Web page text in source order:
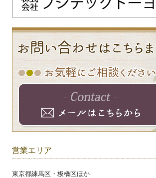
営業エリア
東京都練馬区・板橋区ほか